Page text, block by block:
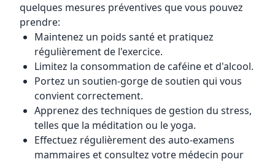
quelques mesures préventives que vous pouvez
prendre:
Maintenez un poids santé et pratiquez
régulièrement de l'exercice.
Limitez la consommation de caféine et d'alcool.
Portez un soutien-gorge de soutien qui vous
convient correctement.
Apprenez des techniques de gestion du stress,
telles que la méditation ou le yoga.
Effectuez régulièrement des auto-examens
mammaires et consultez votre médecin pour